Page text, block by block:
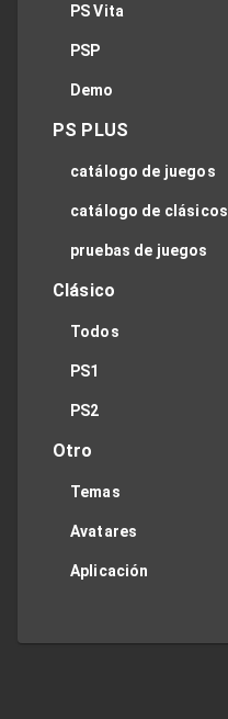
PS Vita
PSP
Demo
PS PLUS
catálogo de juegos
catálogo de clásicos
pruebas de juegos
Clásico
Todos
PS1
PS2
Otro
Temas
Avatares
Aplicación